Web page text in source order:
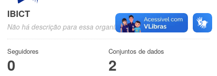
IBICT
Não há descrição para essa organização
Seguidores
0
Conjuntos de dados
2